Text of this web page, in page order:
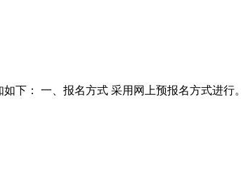
下： 一、报名方式 采用网上预报名方式进行。